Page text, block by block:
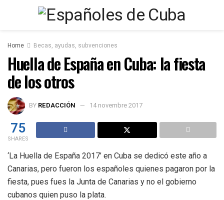
Home Becas, ayudas, subvenciones
Huella de España en Cuba: la fiesta
de los otros
BY REDACCIÓN 14 novembre 2017
75
SHARES
‘La Huella de España 2017’ en Cuba se dedicó este año a
Canarias, pero fueron los españoles quienes pagaron por la
fiesta, pues fues la Junta de Canarias y no el gobierno
cubanos quien puso la plata.